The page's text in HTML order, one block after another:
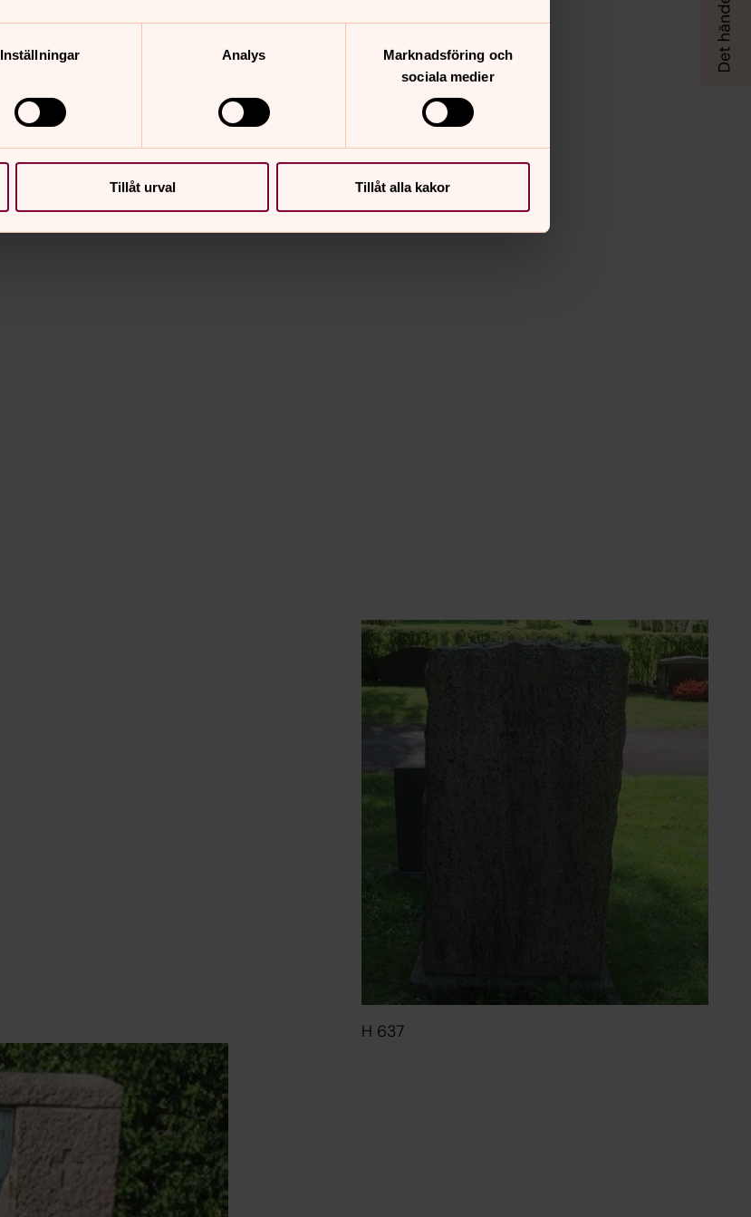
Inställningar Analys
Marknadsföring och
sociala medier
Tillåt urval Tillåt alla kakor
H 637